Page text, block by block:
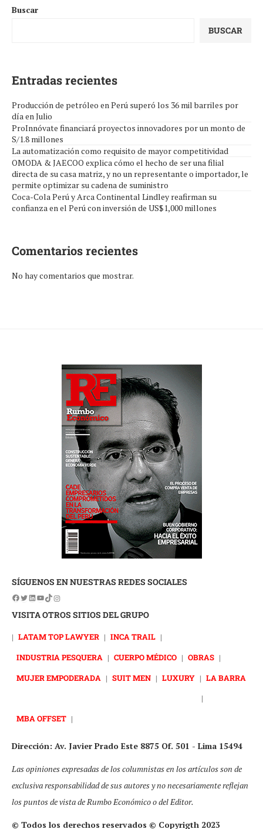
Buscar
BUSCAR
Entradas recientes
Producción de petróleo en Perú superó los 36 mil barriles por
día en Julio
ProInnóvate financiará proyectos innovadores por un monto de
S/1.8 millones
La automatización como requisito de mayor competitividad
OMODA & JAECOO explica cómo el hecho de ser una filial
directa de su casa matriz, y no un representante o importador, le
permite optimizar su cadena de suministro
Coca-Cola Perú y Arca Continental Lindley reafirman su
confianza en el Perú con inversión de US$1,000 millones
Comentarios recientes
No hay comentarios que mostrar.
SÍGUENOS EN NUESTRAS REDES SOCIALES
VISITA OTROS SITIOS DEL GRUPO
| LATAM TOP LAWYER | INCA TRAIL |
INDUSTRIA PESQUERA | CUERPO MÉDICO | OBRAS |
MUJER EMPODERADA | SUIT MEN | LUXURY | LA BARRA
|
MBA OFFSET |
Dirección: Av. Javier Prado Este 8875 Of. 501 - Lima 15494
Las opiniones expresadas de los columnistas en los artículos son de
exclusiva responsabilidad de sus autores y no necesariamente reflejan
los puntos de vista de Rumbo Económico o del Editor.
© Todos los derechos reservados © Copyrigth 2023